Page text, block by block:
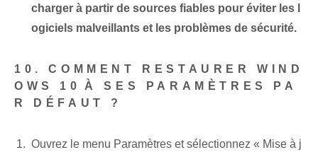
charger à partir de sources fiables pour éviter les l
ogiciels malveillants et les problèmes de sécurité.
10.‌ COMMENT RESTAURER WIND
OWS 10⁢À SES PARAMÈTRES PA
R DÉFAUT ?
Ouvrez le menu Paramètres et sélectionnez « Mise à j